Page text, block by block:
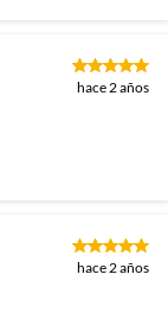
hace 2 años
hace 2 años